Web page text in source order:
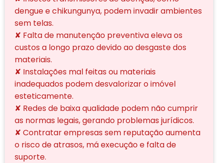
dengue e chikungunya, podem invadir ambientes
sem telas.
✘ Falta de manutenção preventiva eleva os
custos a longo prazo devido ao desgaste dos
materiais.
✘ Instalações mal feitas ou materiais
inadequados podem desvalorizar o imóvel
esteticamente.
✘ Redes de baixa qualidade podem não cumprir
as normas legais, gerando problemas jurídicos.
✘ Contratar empresas sem reputação aumenta
o risco de atrasos, má execução e falta de
suporte.